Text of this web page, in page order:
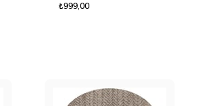
₺999,00